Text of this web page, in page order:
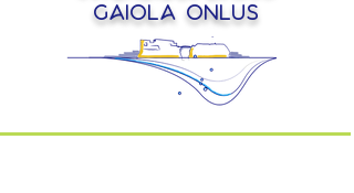
Gaiola onlus